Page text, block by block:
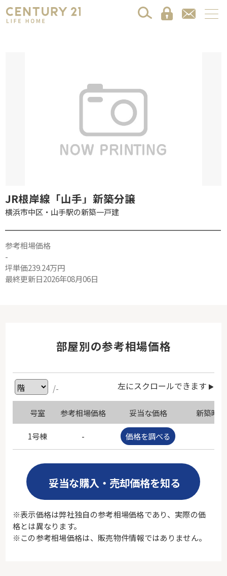
JR根岸線「山手」新築分譲
横浜市中区・山手駅の新築一戸建
参考相場価格
-
坪単価239.24万円
最終更新日2026年08月06日
部屋別の参考相場価格
/- 左にスクロールできます
号室 参考相場価格 妥当な価格 新築時
1号棟 - 価格を調べる
妥当な購入・売却価格を知る
※表示価格は弊社独自の参考相場価格であり、実際の価
格とは異なります。
※この参考相場価格は、販売物件情報ではありません。